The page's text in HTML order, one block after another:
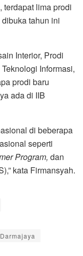
terdapat lima prodi
tahun ini
Interior, Prodi
Informasi,
prodi baru
ada di IIB
di beberapa
seperti
Program, dan
kata Firmansyah.